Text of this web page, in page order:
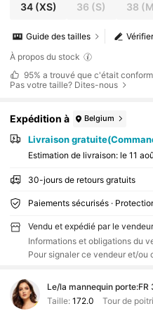
34(XS) 36 (S) 38
Guide des tailles
À propos du stock
95% a trouvé que c'était
Pas votre taille? Dites-nous
Expédition à Belgium
Livraison
Estimation de livraison: le 11
30-jours de retours gratuits
Paiements sécurisés ·
Vendu et expédié par le
Informations et obligations du
Pour signaler ce vendeur et/ou
Le/la mannequin porte:FR
Taille: 172.0 Tour de